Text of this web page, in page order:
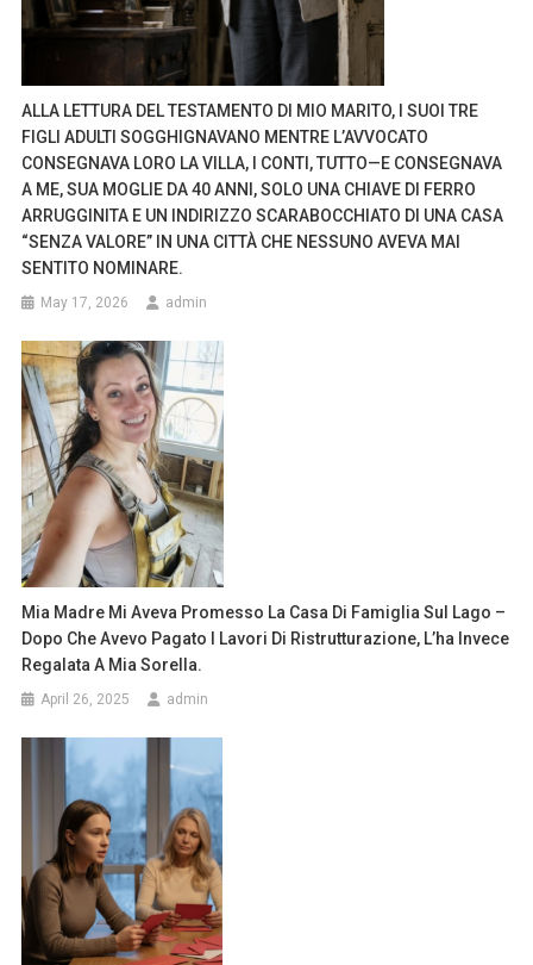
ALLA LETTURA DEL TESTAMENTO DI MIO MARITO, I SUOI TRE
FIGLI ADULTI SOGGHIGNAVANO MENTRE L’AVVOCATO
CONSEGNAVA LORO LA VILLA, I CONTI, TUTTO—E CONSEGNAVA
A ME, SUA MOGLIE DA 40 ANNI, SOLO UNA CHIAVE DI FERRO
ARRUGGINITA E UN INDIRIZZO SCARABOCCHIATO DI UNA CASA
“SENZA VALORE” IN UNA CITTÀ CHE NESSUNO AVEVA MAI
SENTITO NOMINARE.
May 17, 2026 admin
Mia Madre Mi Aveva Promesso La Casa Di Famiglia Sul Lago –
Dopo Che Avevo Pagato I Lavori Di Ristrutturazione, L’ha Invece
Regalata A Mia Sorella.
April 26, 2025 admin